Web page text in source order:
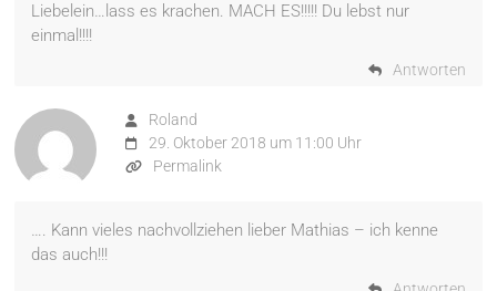
Liebelein…lass es krachen. MACH ES!!!!! Du lebst nur
einmal!!!!
Antworten
Roland
29. Oktober 2018 um 11:00 Uhr
Permalink
…. Kann vieles nachvollziehen lieber Mathias – ich kenne
das auch!!!